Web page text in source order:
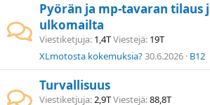
Pyörän ja mp-tavaran tilaus
ulkomailta
Viestiketjuja 1,4TViestejä 19T
XLmotosta kokemuksia?30.6.2026 B12
Turvallisuus
Viestiketjuja 2,9TViestejä 88,8T